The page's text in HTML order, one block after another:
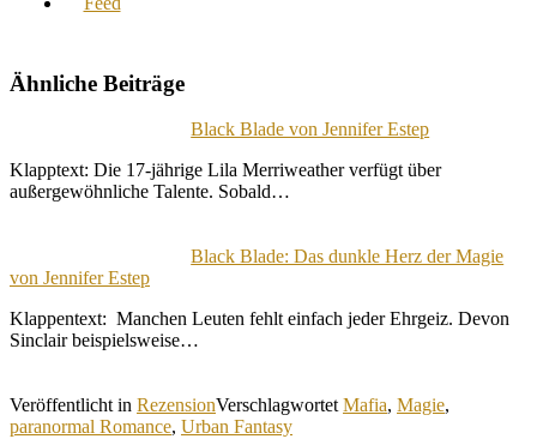
Ähnliche Beiträge
Black Blade von Jennifer Estep
Klapptext: Die 17-jährige Lila Merriweather verfügt über
außergewöhnliche Talente. Sobald…
Black Blade: Das dunkle Herz der Magie
von Jennifer Estep
Klappentext: Manchen Leuten fehlt einfach jeder Ehrgeiz. Devon
Sinclair beispielsweise…
Veröffentlicht in RezensionVerschlagwortet Mafia, Magie,
paranormal Romance, Urban Fantasy